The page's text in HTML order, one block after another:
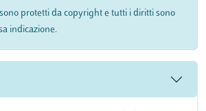
protetti da copyright e tutti i diritti sono
indicazione.